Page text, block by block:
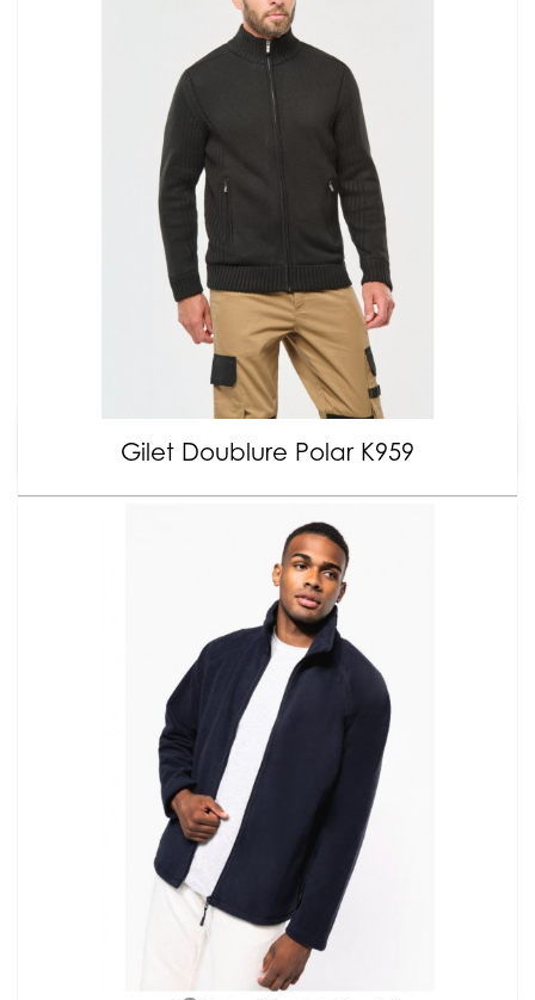
Gilet Doublure Polar K959